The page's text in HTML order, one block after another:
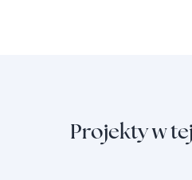
Projekty w